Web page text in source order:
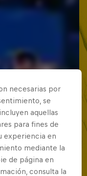
necesarias por
se
aquellas
para fines de
experiencia en
mediante la
de página en
consulta la